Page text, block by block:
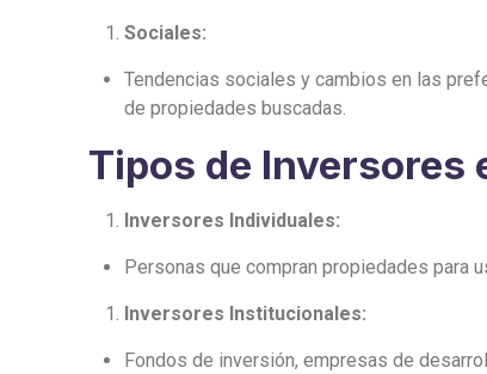
Sociales:
Tendencias sociales y cambios en las
de propiedades buscadas.
Tipos de Inversores
Inversores Individuales:
Personas que compran propiedades para
Inversores Institucionales:
Fondos de inversión, empresas de